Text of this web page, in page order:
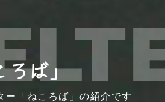
ろば」
ー「ねころば」の紹介です